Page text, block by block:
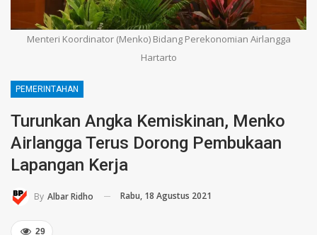
Menteri Koordinator (Menko) Bidang Perekonomian Airlangga
Hartarto
PEMERINTAHAN
Turunkan Angka Kemiskinan, Menko
Airlangga Terus Dorong Pembukaan
Lapangan Kerja
By Albar Ridho Rabu, 18 Agustus 2021
29